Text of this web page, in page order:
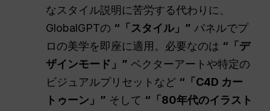
なスタイル説明に苦労する代わりに、
GlobalGPTの “「スタイル」” パネルでプ
ロの美学を即座に適用。必要なのは “「デ
ザインモード」” ベクターアートや特定の
ビジュアルプリセットなど “「C4D カー
トゥーン」” そして “「80年代のイラスト